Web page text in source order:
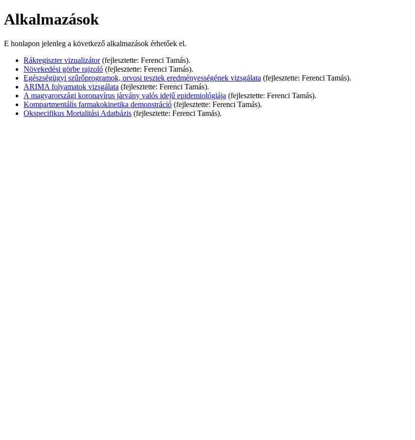
Alkalmazások
E honlapon jelenleg a következő alkalmazások érhetőek el.
Rákregiszter vizualizátor(fejlesztette: Ferenci Tamás).
Növekedési görbe rajzoló (fejlesztette: Ferenci Tamás).
Egészségügyi szűrőprogramok, orvosi tesztek eredményességének vizsgálata (fejlesztette: Ferenci Tamás).
ARIMA folyamatok vizsgálata (fejlesztette: Ferenci Tamás).
A magyarországi koronavírus járvány valós idejű epidemiológiája (fejlesztette: Ferenci Tamás).
Kompartmentális farmakokinetika demonstráció (fejlesztette: Ferenci Tamás).
Okspecifikus Mortalitási Adatbázis (fejlesztette: Ferenci Tamás).